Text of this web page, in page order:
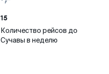
15
Количество рейсов до
Сучавы в неделю